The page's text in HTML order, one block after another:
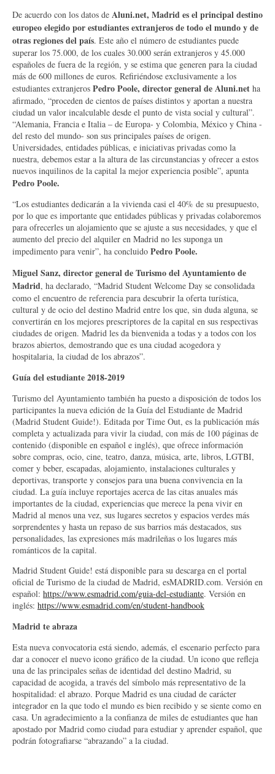
De acuerdo con los datos de Aluni.net, Madrid es el principal destino
europeo elegido por estudiantes extranjeros de todo el mundo y de
otras regiones del país. Este año el número de estudiantes puede
superar los 75.000, de los cuales 30.000 serán extranjeros y 45.000
españoles de fuera de la región, y se estima que generen para la ciudad
más de 600 millones de euros. Refiriéndose exclusivamente a los
estudiantes extranjeros Pedro Poole, director general de Aluni.net ha
afirmado, “proceden de cientos de países distintos y aportan a nuestra
ciudad un valor incalculable desde el punto de vista social y cultural”.
“Alemania, Francia e Italia – de Europa- y Colombia, México y China -
del resto del mundo- son sus principales países de origen.
Universidades, entidades públicas, e iniciativas privadas como la
nuestra, debemos estar a la altura de las circunstancias y ofrecer a estos
nuevos inquilinos de la capital la mejor experiencia posible”, apunta
Pedro Poole.
“Los estudiantes dedicarán a la vivienda casi el 40% de su presupuesto,
por lo que es importante que entidades públicas y privadas colaboremos
para ofrecerles un alojamiento que se ajuste a sus necesidades, y que el
aumento del precio del alquiler en Madrid no les suponga un
impedimento para venir”, ha concluido PedroPoole.
Miguel Sanz, director general de Turismo del Ayuntamiento de
Madrid, ha declarado, “Madrid Student Welcome Day se consolidada
como el encuentro de referencia para descubrir la oferta turística,
cultural y de ocio del destino Madrid entre los que, sin duda alguna, se
convertirán en los mejores prescriptores de la capital en sus respectivas
ciudades de origen. Madrid les da bienvenida a todas y a todos con los
brazos abiertos, demostrando que es una ciudad acogedora y
hospitalaria, la ciudad de los abrazos”.
Guía del estudiante 2018-2019
Turismo del Ayuntamiento también ha puesto a disposición de todos los
participantes la nueva edición de la Guía del Estudiante de Madrid
(Madrid Student Guide!). Editada por Time Out, es la publicación más
completa y actualizada para vivir la ciudad, con más de 100 páginas de
contenido (disponible en español e inglés), que ofrece información
sobre compras, ocio, cine, teatro, danza, música, arte, libros, LGTBI,
comer y beber, escapadas, alojamiento, instalaciones culturales y
deportivas, transporte y consejos para una buena convivencia en la
ciudad. La guía incluye reportajes acerca de las citas anuales más
importantes de la ciudad, experiencias que merece la pena vivir en
Madrid al menos una vez, sus lugares secretos y espacios verdes más
sorprendentes y hasta un repaso de sus barrios más destacados, sus
personalidades, las expresiones más madrileñas o los lugares más
románticos de la capital.
Madrid Student Guide! está disponible para su descarga en el portal
oficial de Turismo de la ciudad de Madrid, esMADRID.com. Versión en
español: https://www.esmadrid.com/guia-del-estudiante. Versión en
inglés: https://www.esmadrid.com/en/student-handbook
Madrid te abraza
Esta nueva convocatoria está siendo, además, el escenario perfecto para
dar a conocer el nuevo icono gráfico de la ciudad. Un icono que refleja
una de las principales señas de identidad del destino Madrid, su
capacidad de acogida, a través del símbolo más representativo de la
hospitalidad: el abrazo. Porque Madrid es una ciudad de carácter
integrador en la que todo el mundo es bien recibido y se siente como en
casa. Un agradecimiento a la confianza de miles de estudiantes que han
apostado por Madrid como ciudad para estudiar y aprender español, que
podrán fotografiarse “abrazando” a la ciudad.